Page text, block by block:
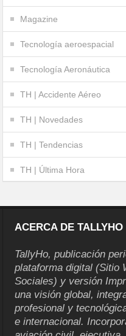
Magazine
Tecnología aeroespacial
Tecnología Aeronáutica
TH | Accidente Aéreo
TH | Novedades
TH | Tendencias
TH | Última Hora
ACERCA DE TALLYHO
TallyHo, publicación
plataforma digital (Sitio
Sociales) y versión
una visión global,
profesional y
e internacional.